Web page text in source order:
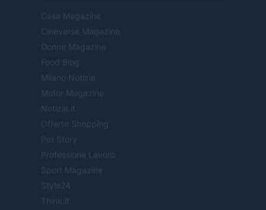
Casa Magazine
Cineverse Magazine
Donne Magazine
Food Blog
Milano Notizie
Motor Magazine
Notizie.it
Offerte Shopping
Pet Story
Professione Lavoro
Sport Magazine
Style24
Think.it